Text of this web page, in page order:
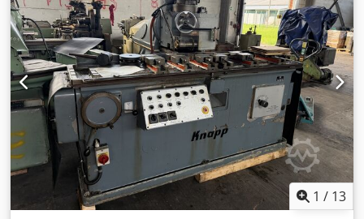
mm/min Cabezal de fresado orientable ±30° Rango de
velocidad del husillo en 9 pasos: 29 - 178 rpm Cabezal de
fresado inclinable para dentado helicoidal: 30° Peso de la
máquina aprox. 4 t Espacio necesario aprox. 4 x 1,85 x 1,85
m Equipamiento/accesorios: - 7 mordazas de sujeción -
Ruedas intercambiables Dedpfxeylpzye Ahmeck -
Dispositivos de sujeción - Documentación
1 / 13